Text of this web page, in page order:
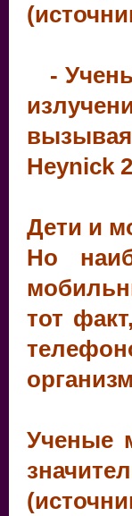
-
Heynick
Дети и
Но
тот
Ученые